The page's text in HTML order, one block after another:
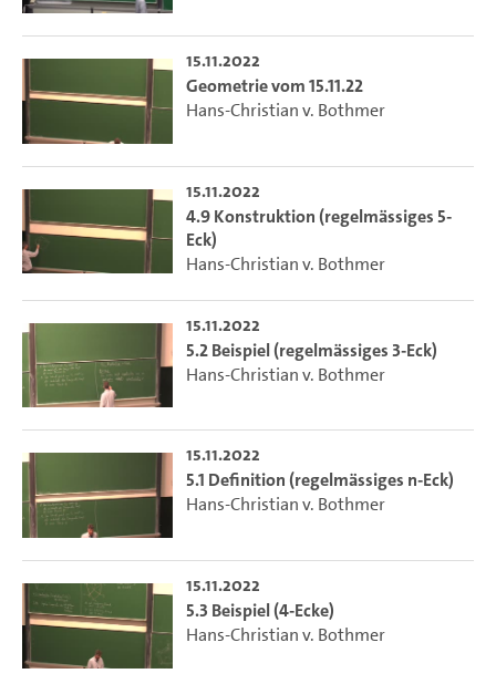
15.11.2022
Geometrie vom 15.11.22
Hans-Christian v. Bothmer
15.11.2022
4.9 Konstruktion (regelmässiges 5-
Eck)
Hans-Christian v. Bothmer
15.11.2022
5.2 Beispiel (regelmässiges 3-Eck)
Hans-Christian v. Bothmer
15.11.2022
5.1 Definition (regelmässiges n-Eck)
Hans-Christian v. Bothmer
15.11.2022
5.3 Beispiel (4-Ecke)
Hans-Christian v. Bothmer